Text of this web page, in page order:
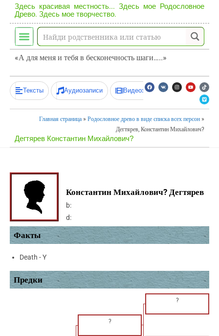
Здесь красивая местность... Здесь мое Родословное
Древо. Здесь мое творчество.
«А для меня и тебя в бесконечность шаги…..»
Тексты Аудиозаписи Видеозаписи
Главная страница » Родословное древо в виде списка всех персон »
Дегтярев, Константин Михайлович?
Дегтярев Константин Михайлович?
Константин Михайлович? Дегтярев
b:
d:
Факты
Death - Y
Предки
?
?